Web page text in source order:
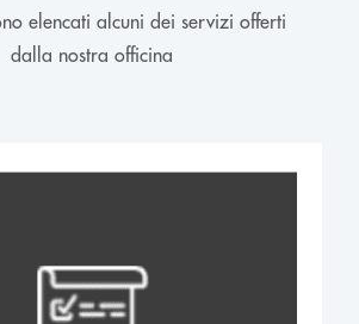
elencati alcuni dei servizi offerti
dalla nostra officina